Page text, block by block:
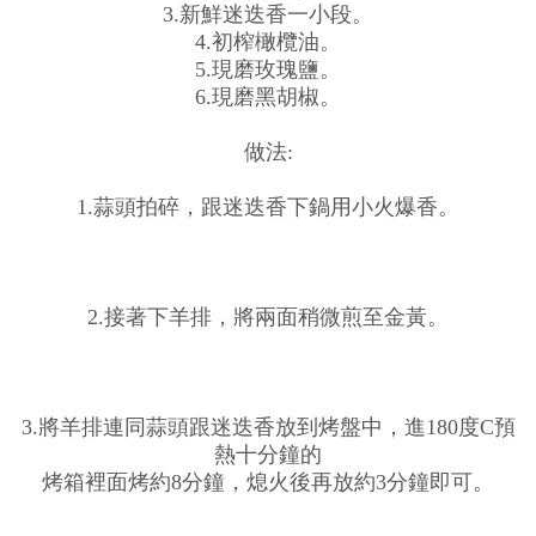
3.新鮮迷迭香一小段。
4.初榨橄欖油。
5.現磨玫瑰鹽。
6.現磨黑胡椒。
做法:
1.蒜頭拍碎，跟迷迭香下鍋用小火爆香。
2.接著下羊排，將兩面稍微煎至金黃。
3.將羊排連同蒜頭跟迷迭香放到烤盤中，進180度C預
熱十分鐘的
烤箱裡面烤約8分鐘，熄火後再放約3分鐘即可。